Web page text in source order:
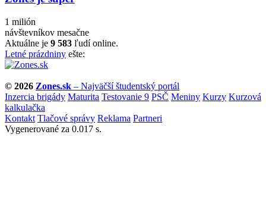
1 milión
návštevníkov mesačne
Aktuálne je 9 583 ľudí online.
Letné prázdniny ešte:
© 2026 Zones.sk – Najväčší študentský portál
Inzercia brigády Maturita Testovanie 9 PSČ Meniny Kurzy Kurzová
kalkulačka
Kontakt Tlačové správy Reklama Partneri
Vygenerované za 0.017 s.